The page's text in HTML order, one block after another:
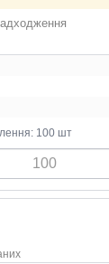
100 шт